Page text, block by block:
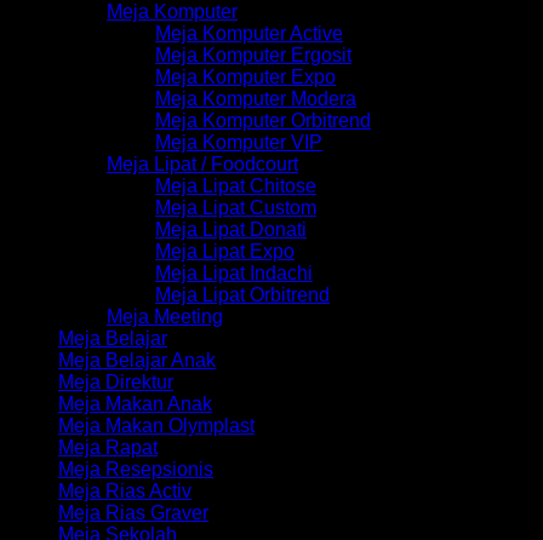
Meja Komputer
Meja Komputer Active
Meja Komputer Ergosit
Meja Komputer Expo
Meja Komputer Modera
Meja Komputer Orbitrend
Meja Komputer VIP
Meja Lipat / Foodcourt
Meja Lipat Chitose
Meja Lipat Custom
Meja Lipat Donati
Meja Lipat Expo
Meja Lipat Indachi
Meja Lipat Orbitrend
Meja Meeting
Meja Belajar
Meja Belajar Anak
Meja Direktur
Meja Makan Anak
Meja Makan Olymplast
Meja Rapat
Meja Resepsionis
Meja Rias Activ
Meja Rias Graver
Meja Sekolah